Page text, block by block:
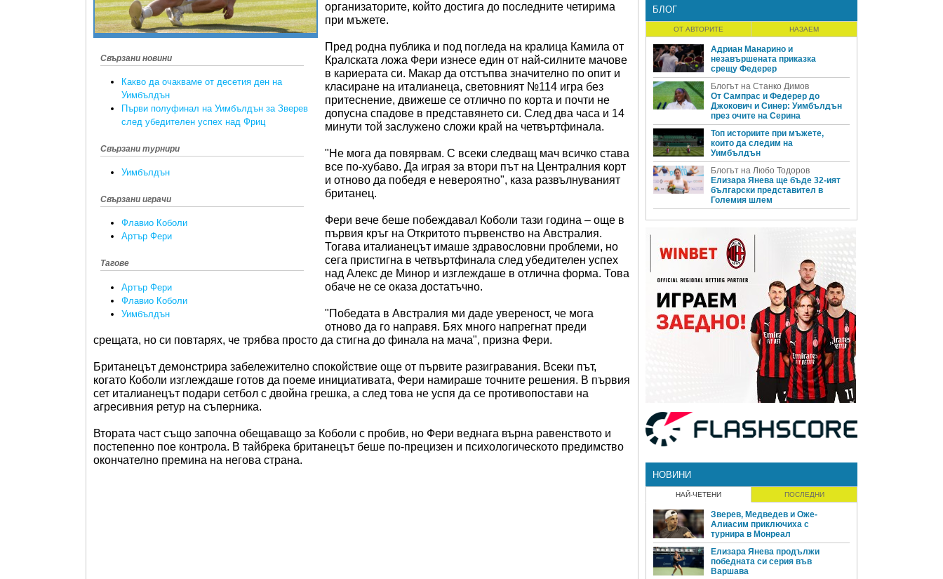
Свързани новини
Какво да очакваме от десетия ден на
Уимбълдън
Първи полуфинал на Уимбълдън за Зверев
след убедителен успех над Фриц
Свързани турнири
Уимбълдън
Свързани играчи
Флавио Коболи
Артър Фери
Тагове
Артър Фери
Флавио Коболи
Уимбълдън
организаторите, който достига до последните четирима
при мъжете.
Пред родна публика и под погледа на кралица Камила от
Кралската ложа Фери изнесе един от най-силните мачове
в кариерата си. Макар да отстъпва значително по опит и
класиране на италианеца, световният №114 игра без
притеснение, движеше се отлично по корта и почти не
допусна спадове в представянето си. След два часа и 14
минути той заслужено сложи край на четвъртфинала.
"Не мога да повярвам. С всеки следващ мач всичко става
все по-хубаво. Да играя за втори път на Централния корт
и отново да победя е невероятно", каза развълнуваният
британец.
Фери вече беше побеждавал Коболи тази година – още в
първия кръг на Откритото първенство на Австралия.
Тогава италианецът имаше здравословни проблеми, но
сега пристигна в четвъртфинала след убедителен успех
над Алекс де Минор и изглеждаше в отлична форма. Това
обаче не се оказа достатъчно.
"Победата в Австралия ми даде увереност, че мога
отново да го направя. Бях много напрегнат преди
срещата, но си повтарях, че трябва просто да стигна до финала на мача", призна Фери.
Британецът демонстрира забележително спокойствие още от първите разигравания. Всеки път,
когато Коболи изглеждаше готов да поеме инициативата, Фери намираше точните решения. В първия
сет италианецът подари сетбол с двойна грешка, а след това не успя да се противопостави на
агресивния ретур на съперника.
Втората част също започна обещаващо за Коболи с пробив, но Фери веднага върна равенството и
постепенно пое контрола. В тайбрека британецът беше по-прецизен и психологическото предимство
окончателно премина на негова страна.
БЛОГ
ОТ АВТОРИТЕ НАЗАЕМ
Адриан Манарино и
незавършената приказка
срещу Федерер
Блогът на Станко Димов
От Сампрас и Федерер до
Джокович и Синер: Уимбълдън
през очите на Серина
Топ историите при мъжете,
които да следим на
Уимбълдън
Блогът на Любо Тодоров
Елизара Янева ще бъде 32-ият
български представител в
Големия шлем
НОВИНИ
НАЙ-ЧЕТЕНИ ПОСЛЕДНИ
Зверев, Медведев и Оже-
Алиасим приключиха с
турнира в Монреал
Елизара Янева продължи
победната си серия във
Варшава